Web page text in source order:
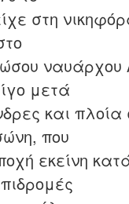
στη
ναυάρχου
μετά
και πλοία
που
εκείνη